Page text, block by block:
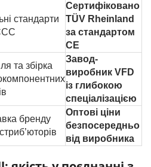
стандарти
Сертифіковано
TÜV Rheinland
за стандартом
CE
та збірка
Завод-
виробник VFD
із глибокою
спеціалізацією
бренду
Оптові ціни
безпосередньо
від виробника